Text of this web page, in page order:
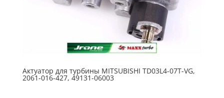
Актуатор для турбины MITSUBISHI TD03L4-07T-VG,
2061-016-427, 49131-06003